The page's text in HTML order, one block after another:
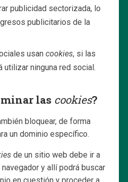
publicidad sectorizada, lo
publicitarios de la
usan cookies, si las
utilizar ninguna red social.
las cookies?
bloquear, de forma
un dominio específico.
de un sitio web debe ir a
y allí podrá buscar